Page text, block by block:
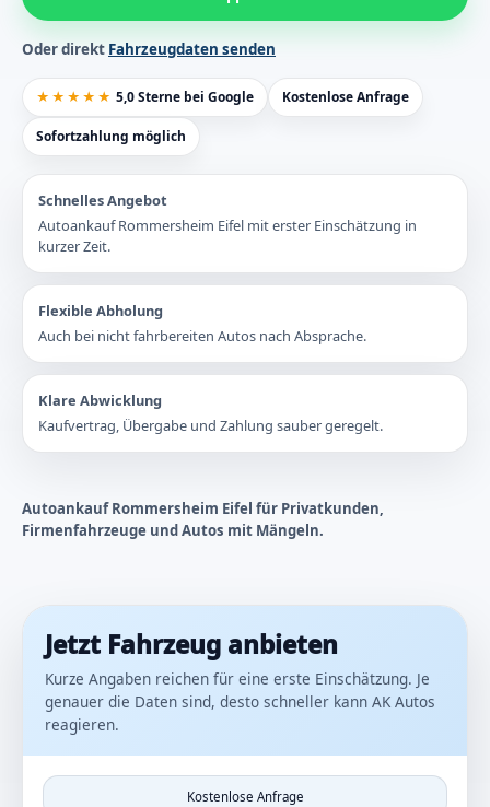
Oder direkt Fahrzeugdaten senden
★★★★★ 5,0 Sterne bei Google Kostenlose Anfrage
Sofortzahlung möglich
Schnelles Angebot
Autoankauf Rommersheim Eifel mit erster Einschätzung in
kurzer Zeit.
Flexible Abholung
Auch bei nicht fahrbereiten Autos nach Absprache.
Klare Abwicklung
Kaufvertrag, Übergabe und Zahlung sauber geregelt.
Autoankauf Rommersheim Eifel für Privatkunden,
Firmenfahrzeuge und Autos mit Mängeln.
Jetzt Fahrzeug anbieten
Kurze Angaben reichen für eine erste Einschätzung. Je
genauer die Daten sind, desto schneller kann AK Autos
reagieren.
Kostenlose Anfrage